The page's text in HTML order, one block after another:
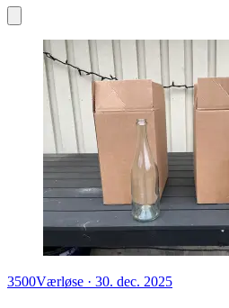
3500Værløse · 30. dec. 2025